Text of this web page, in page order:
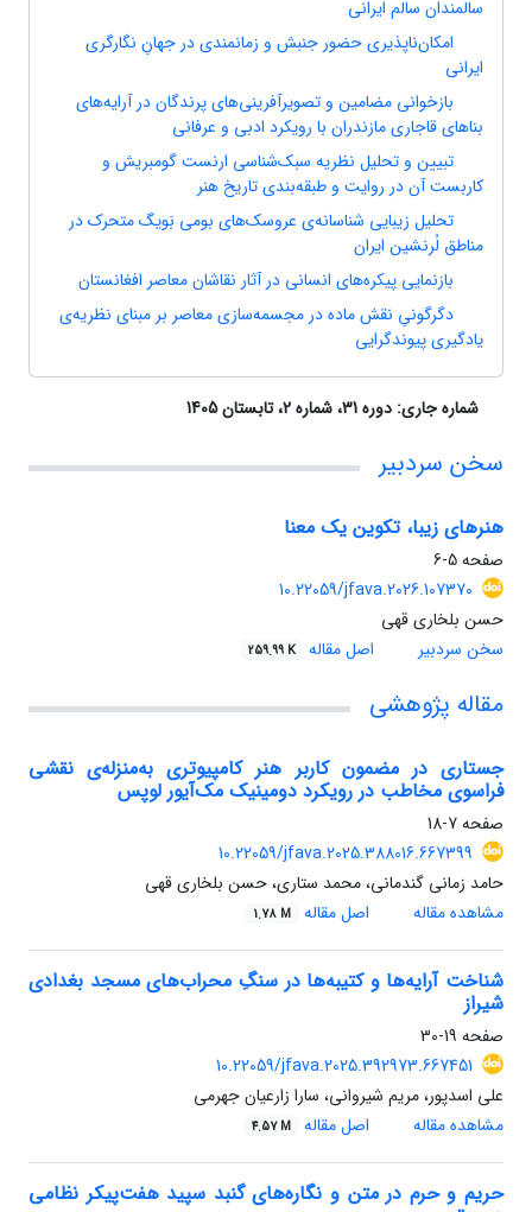
سالمندان سالم ایرانی
امکان‌ناپذیری حضور جنبش و زمانمندی در جهانِ نگارگری
ایرانی
بازخوانی مضامین و تصویرآفرینی‌های پرندگان در آرایه‌های
بناهای قاجاری مازندران با رویکرد ادبی و عرفانی
تبیین و تحلیل نظریه سبک‌شناسی ارنست گومبریش و
کاربست آن در روایت و طبقه‌بندی تاریخ هنر
تحلیل زیبایی شناسانه‌ی عروسک‌های بومی بَویگ متحرک در
مناطق لُرنشین ایران
بازنمایی پیکره‌های انسانی در آثار نقاشان معاصر افغانستان
دگرگونیِ نقش ماده در مجسمه‌سازی معاصر بر مبنای نظریه‌ی
یادگیری پیوند‌گرایی
شماره جاری:دوره 31، شماره 2، تابستان 1405
سخن سردبیر
هنرهای زیبا، تکوین یک معنا
صفحه5-6
10.22059/jfava.2026.107370
حسن بلخاری قهی
سخن سردبیر
اصل مقاله 259.99 K
مقاله پژوهشی
جستاری در مضمون کاربر هنر کامپیوتری به‌منزله‌ی نقشی
فراسوی مخاطب در رویکرد دومینیک مک‌آیور لوپس
صفحه7-18
10.22059/jfava.2025.388016.667399
حامد زمانی گندمانی، محمد ستاری، حسن بلخاری قهی
مشاهده مقاله
اصل مقاله 1.78 M
شناخت آرایه‌ها و کتیبه‌ها در سنگِ محراب‌های مسجد بغدادی
شیراز
صفحه 19-30
10.22059/jfava.2025.392973.667451
علی اسدپور، مریم شیروانی، سارا زارعیان جهرمی
مشاهده مقاله
اصل مقاله 4.57 M
حریم و حرم در متن و نگاره‌های گنبد سپید هفت‌پیکر نظامی